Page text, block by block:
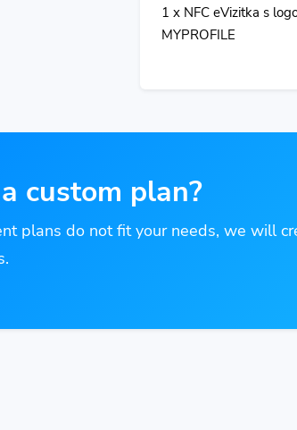
1 x NFC eVizitka s
MYPROFILE
custom plan?
plans do not fit your needs, we will